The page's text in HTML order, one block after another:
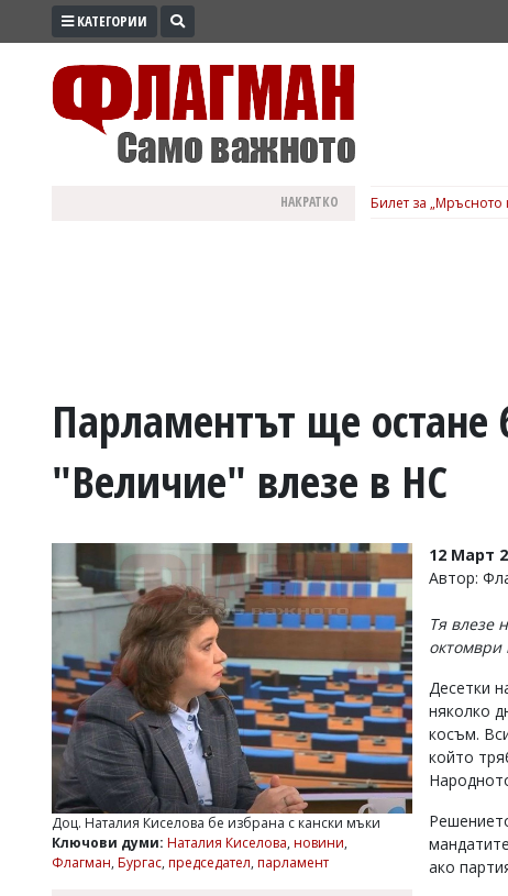
ПРОМО
ВОЙНАТА
РАЗСЛЕДВАНЕ
БИЗНЕС
Управители:
Веселин
Василев,
v.vasilev@flagman.bg
Касабова,
k.kassabova@flagman.bg
Главен
КАТЕГОРИИ
НАКРАТКО Билет за „Мръсното
Парламентът ще остане
"Величие" влезе в НС
Доц. Наталия Киселова бе избрана с кански мъки
Ключови думи: Наталия Киселова, новини,
Флагман, Бургас, председател, парламент
12 Март
Автор:
Тя влезе
октомври
Десетки
няколко
косъм.
който
ако